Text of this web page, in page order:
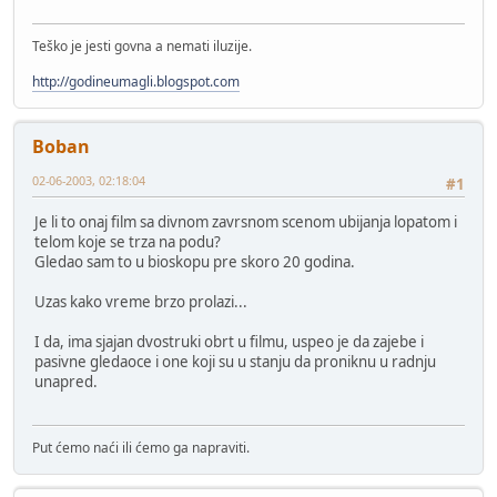
Teško je jesti govna a nemati iluzije.
http://godineumagli.blogspot.com
Boban
#1
02-06-2003, 02:18:04
Je li to onaj film sa divnom zavrsnom scenom ubijanja lopatom i
telom koje se trza na podu?
Gledao sam to u bioskopu pre skoro 20 godina.
Uzas kako vreme brzo prolazi...
I da, ima sjajan dvostruki obrt u filmu, uspeo je da zajebe i
pasivne gledaoce i one koji su u stanju da proniknu u radnju
unapred.
Put ćemo naći ili ćemo ga napraviti.